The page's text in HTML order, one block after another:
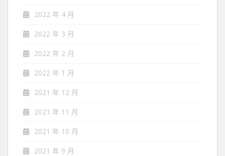
2022 年 4 月
2022 年 3 月
2022 年 2 月
2022 年 1 月
2021 年 12 月
2021 年 11 月
2021 年 10 月
2021 年 9 月